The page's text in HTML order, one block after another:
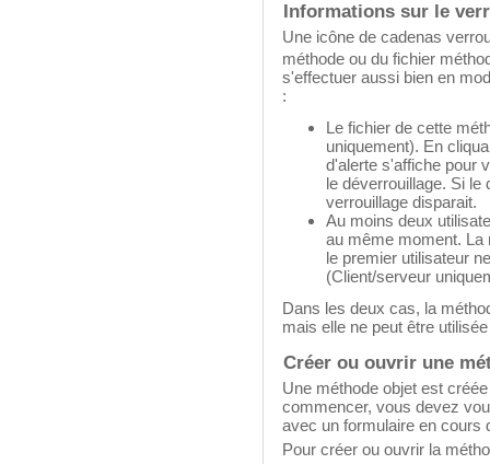
Informations sur le
Une icône de cadenas
méthode ou du fichier
s'effectuer aussi bien en
:
Le fichier de cette
uniquement). En
d'alerte s'affiche pour
le déverrouillage. Si le
verrouillage disparait.
Au moins deux
au même moment. La
le premier utilisateur
(Client/serveur
Dans les deux cas, la
mais elle ne peut être
Créer ou ouvrir une
Une méthode objet est
commencer, vous devez
avec un formulaire en cours
Pour créer ou ouvrir la